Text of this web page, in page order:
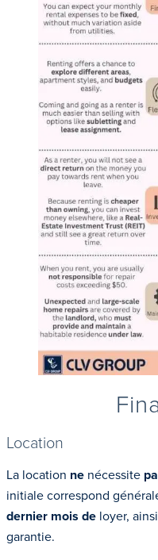
Location
La location ne nécessite
initiale correspond
dernier mois de loyer,
garantie.